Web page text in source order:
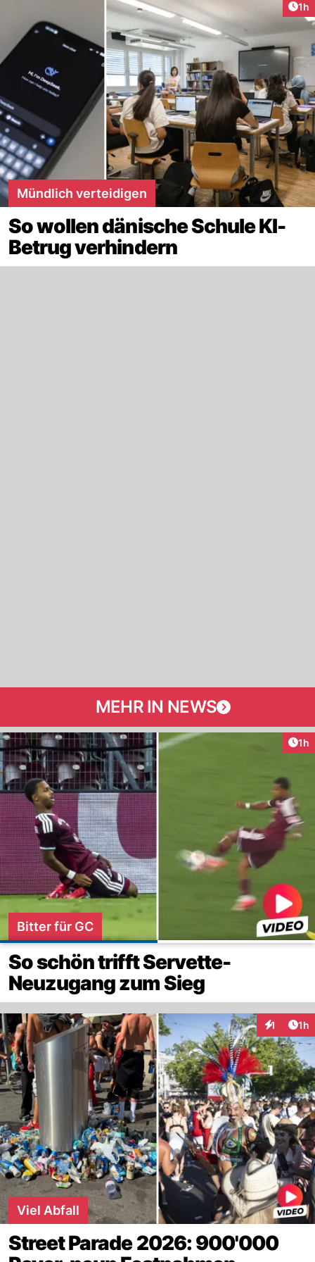
1h
Mündlich verteidigen
So wollen dänische Schule KI-
Betrug verhindern
MEHR IN NEWS
1h
Bitter für GC
So schön trifft Servette-
Neuzugang zum Sieg
1 1h
Viel Abfall
Street Parade 2026: 900'000